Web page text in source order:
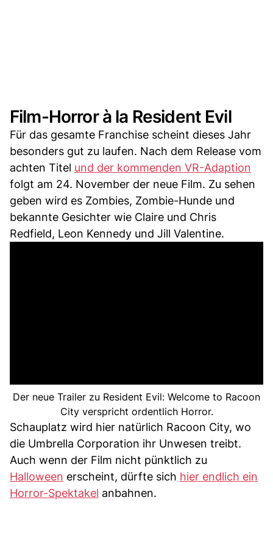
Film-Horror à la Resident Evil
Für das gesamte Franchise scheint dieses Jahr
besonders gut zu laufen. Nach dem Release vom
achten Titel und der kommenden VR-Adaption
folgt am 24. November der neue Film. Zu sehen
geben wird es Zombies, Zombie-Hunde und
bekannte Gesichter wie Claire und Chris
Redfield, Leon Kennedy und Jill Valentine.
Der neue Trailer zu Resident Evil: Welcome to Racoon
City verspricht ordentlich Horror.
Schauplatz wird hier natürlich Racoon City, wo
die Umbrella Corporation ihr Unwesen treibt.
Auch wenn der Film nicht pünktlich zu
Halloween erscheint, dürfte sich hier endlich ein
Horror-Spektakel anbahnen.